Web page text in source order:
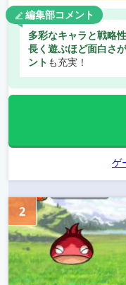
編集部コメント
多彩なキャラと戦略
長く遊ぶほど面白さ
ント も充実！
ゲ
2